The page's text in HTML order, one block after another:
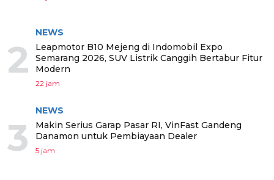
2
NEWS
Leapmotor B10 Mejeng di Indomobil Expo
Semarang 2026, SUV Listrik Canggih Bertabur Fitur
Modern
22 jam
3
NEWS
Makin Serius Garap Pasar RI, VinFast Gandeng
Danamon untuk Pembiayaan Dealer
5 jam